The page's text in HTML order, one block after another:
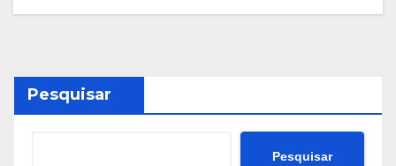
Pesquisar
Pesquisar